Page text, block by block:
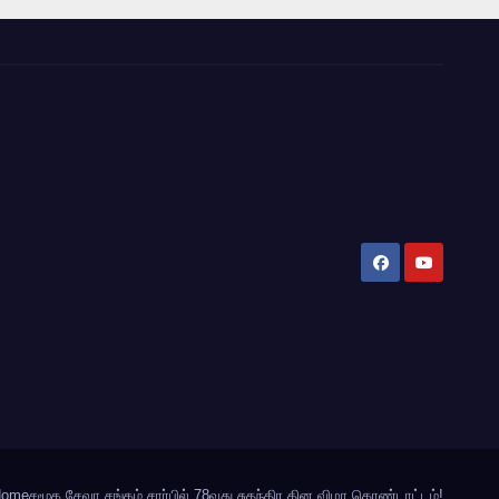
சமூக சேவா சங்கம் சார்பில் 78வது சுதந்திர தின விழா கொண்டாட்டம்!